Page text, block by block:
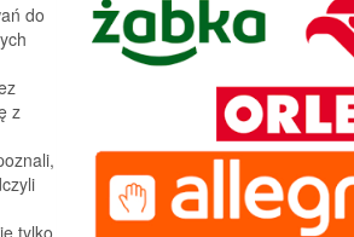
do
z
tylko